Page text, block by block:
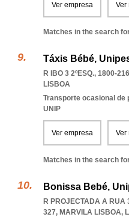
Ver empresa Ver
Matches in the search
Táxis Bébé,
R IBO 3 2ºESQ., 1800-216
LISBOA
Transporte ocasional
UNIP
Ver empresa Ver
Matches in the search
Bonissa Bebé,
R PROJECTADA A RUA
327, MARVILA LISBOA,